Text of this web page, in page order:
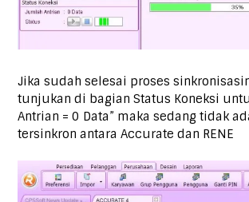
Jika sudah selesai proses
tunjukan di bagian Status Koneksi
Antrian = 0 Data” maka sedang tidak
tersinkron antara Accurate dan RENE